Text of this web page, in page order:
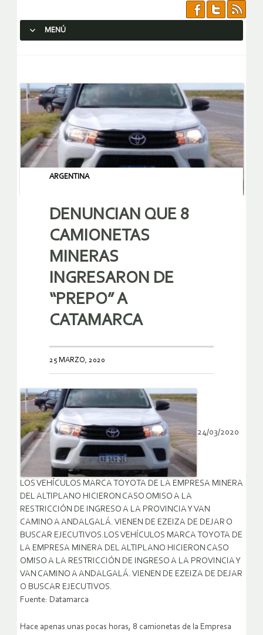
MENÚ
ARGENTINA
DENUNCIAN QUE 8
CAMIONETAS
MINERAS
INGRESARON DE
“PREPO” A
CATAMARCA
25 MARZO, 2020
24/03/2020
LOS VEHÍCULOS MARCA TOYOTA DE LA EMPRESA MINERA
DEL ALTIPLANO HICIERON CASO OMISO A LA
RESTRICCIÓN DE INGRESO A LA PROVINCIA Y VAN
CAMINO A ANDALGALÁ. VIENEN DE EZEIZA DE DEJAR O
BUSCAR EJECUTIVOS.LOS VEHÍCULOS MARCA TOYOTA DE
LA EMPRESA MINERA DEL ALTIPLANO HICIERON CASO
OMISO A LA RESTRICCIÓN DE INGRESO A LA PROVINCIA Y
VAN CAMINO A ANDALGALÁ. VIENEN DE EZEIZA DE DEJAR
O BUSCAR EJECUTIVOS.
Fuente: Datamarca
Hace apenas unas pocas horas, 8 camionetas de la Empresa